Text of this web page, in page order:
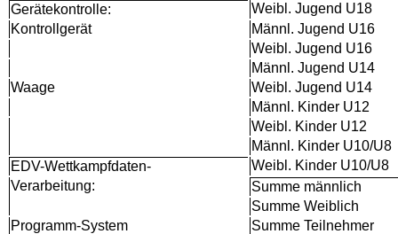
Gerätekontrolle:
Weibl. Jugend U18
Kontrollgerät
Männl. Jugend U16
Weibl. Jugend U16
Männl. Jugend U14
Waage
Weibl. Jugend U14
Männl. Kinder U12
Weibl. Kinder U12
Männl. Kinder U10/U8
EDV-Wettkampfdaten-
Weibl. Kinder U10/U8
Verarbeitung:
Summe männlich
Summe Weiblich
Programm-System
Summe Teilnehmer